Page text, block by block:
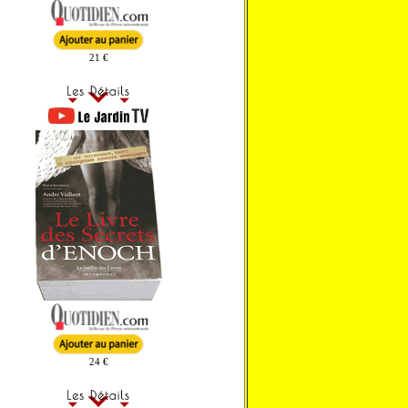
21 €
24 €